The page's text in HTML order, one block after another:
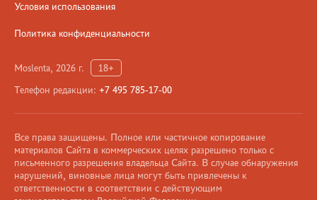
Условия использования
Политика конфиденциальности
Moslenta, 2026 г.
18+
Телефон редакции: +7 495 785-17-00
Все права защищены. Полное или частичное копирование
материалов Сайта в коммерческих целях разрешено только с
письменного разрешения владельца Сайта. В случае обнаружения
нарушений, виновные лица могут быть привлечены к
ответственности в соответствии с действующим